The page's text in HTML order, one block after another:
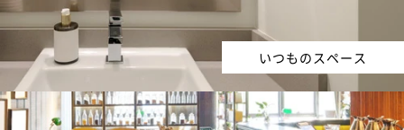
いつものスペース